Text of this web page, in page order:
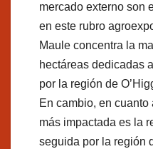
mercado externo son
en este rubro
Maule concentra la
hectáreas dedicadas
por la región de
En cambio, en
más impactada es la
seguida por la región